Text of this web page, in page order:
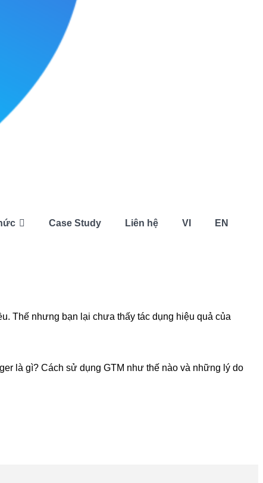
Case Study Liên hệ VI
EN
Thế nhưng bạn lại chưa thấy tác dụng hiệu quả của
là gì? Cách sử dụng GTM như thế nào và những lý do